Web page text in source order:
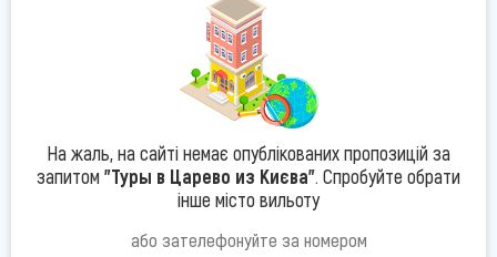
На жаль, на сайті немає опублікованих пропозицій за
запитом "Туры в Царево из Києва". Спробуйте обрати
інше місто вильоту
або зателефонуйте за номером